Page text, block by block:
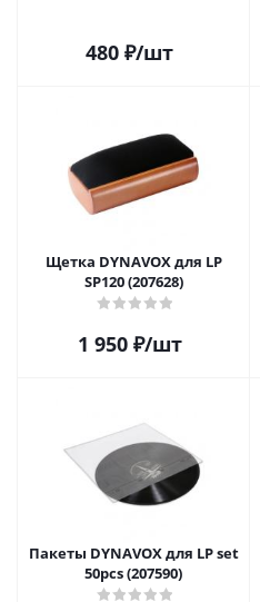
480 ₽/шт
Щетка DYNAVOX для LP
SP120 (207628)
1 950₽/шт
Пакеты DYNAVOX для LP set
50pcs (207590)